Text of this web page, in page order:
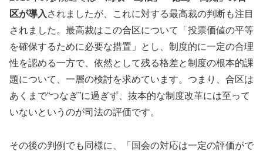
区が導入 されましたが、これに対する最高裁の判断も注目
されました。最高裁はこの合区について「投票価値の平等
を確保するために必要な措置」とし、制度的に一定の合理
性を認める一方で、依然として残る格差と制度の根本的課
題について、一層の検討を求めています。つまり、合区は
あくまで“つなぎ”に過ぎず、抜本的な制度改革には至って
いないというのが司法の評価です。
その後の判例でも同様に、「国会の対応は一定の評価がで